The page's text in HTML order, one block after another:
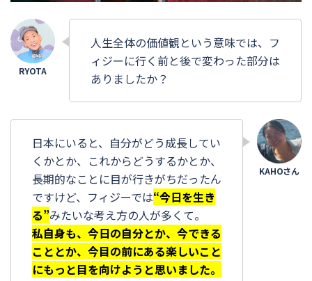
人生全体の価値観という意味では、フ
ィジーに行く前と後で変わった部分は
ありましたか？
日本にいると、自分がどう成長してい
くかとか、これからどうするかとか、
長期的なことに目が行きがちだったん
ですけど、フィジーでは“今日を生き
る”みたいな考え方の人が多くて。
私自身も、今日の自分とか、今できる
こととか、今目の前にある楽しいこと
にもっと目を向けようと思いました。